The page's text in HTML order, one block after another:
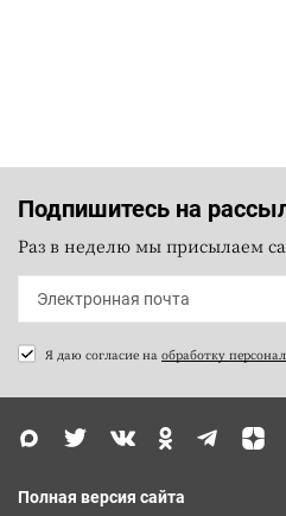
Подпишитесь на
Раз в неделю мы присылаем
Я даю согласие на обработку
Полная версия сайта